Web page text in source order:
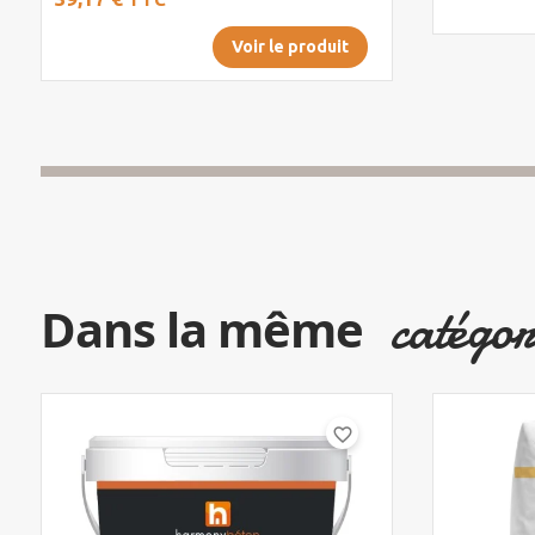
Voir le produit
Dans la même
favorite_border